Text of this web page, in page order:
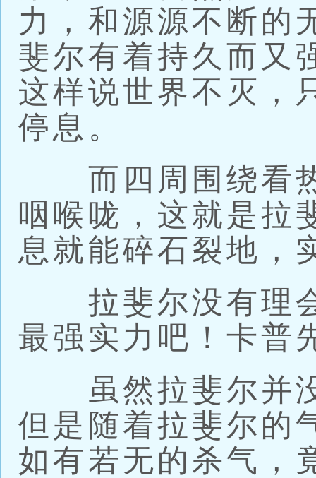
力，和源源不断的
斐尔有着持久而又
这样说世界不灭，
停息。
而四周围绕看热
咽喉咙，这就是拉
息就能碎石裂地，
拉斐尔没有理会
最强实力吧！卡普
虽然拉斐尔并没
但是随着拉斐尔的
如有若无的杀气，